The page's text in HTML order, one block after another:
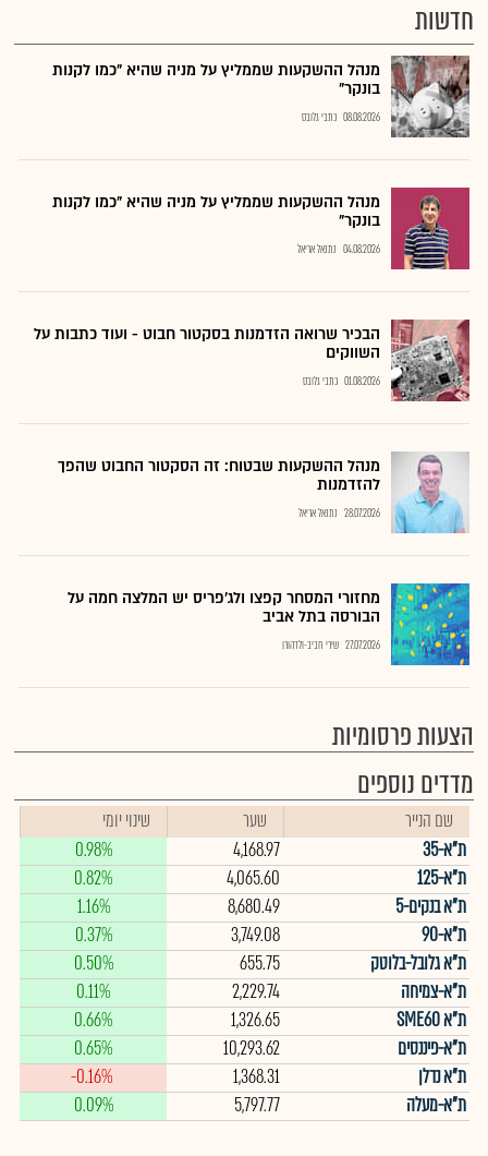
חדשות
מנהל ההשקעות שממליץ על מניה שהיא "כמו לקנות
בונקר"
08.08.2026 כתבי גלובס
מנהל ההשקעות שממליץ על מניה שהיא "כמו לקנות
בונקר"
04.08.2026 נתנאל אריאל
הבכיר שרואה הזדמנות בסקטור חבוט - ועוד כתבות על
השווקים
01.08.2026 כתבי גלובס
מנהל ההשקעות שבטוח: זה הסקטור החבוט שהפך
להזדמנות
28.07.2026 נתנאל אריאל
מחזורי המסחר קפצו ולג'פריס יש המלצה חמה על
הבורסה בתל אביב
27.07.2026 שירי חביב-ולדהורן
הצעות פרסומיות
מדדים נוספים
שם הנייר שער
שינוי יומי
ת"א-35
4,168.97
0.98%
ת"א-125
4,065.60
0.82%
ת"א בנקים-5
8,680.49
1.16%
ת"א-90
3,749.08
0.37%
ת"א גלובל-בלוטק
655.75
0.50%
ת"א-צמיחה
2,229.74
0.11%
ת"א SME60
1,326.65
0.66%
ת"א-פיננסים
10,293.62
0.65%
ת"א נדלן
1,368.31
-0.16%
ת"א-מעלה
5,797.77
0.09%